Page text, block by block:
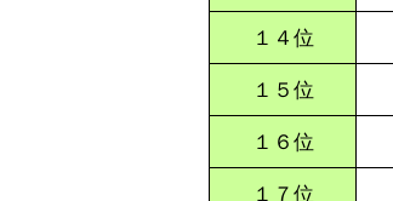
１４位
１５位
１６位
１７位